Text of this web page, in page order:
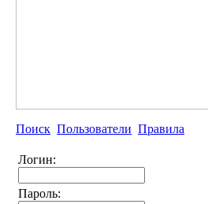
Поиск Пользователи Правила
Логин:
Пароль: